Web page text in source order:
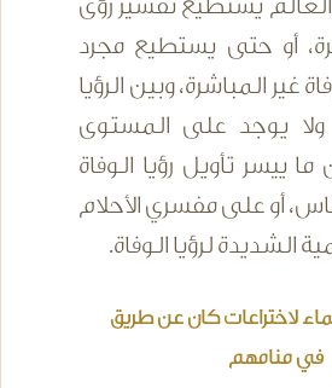
يستطيع تفسير رؤى
أو حتى يستطيع مجرد
غير المباشرة، وبين الرؤيا
ولا يوجد على المستوى
ييسر تأويل رؤيا الوفاة
أو على مفسري الأحلام
الشديدة لرؤيا الوفاة.
لاختراعات كان عن طريق
في منامهم